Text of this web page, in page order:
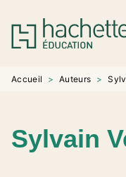
MENU
PIED DE PAGE
Accueil > Auteurs >
Sylvain